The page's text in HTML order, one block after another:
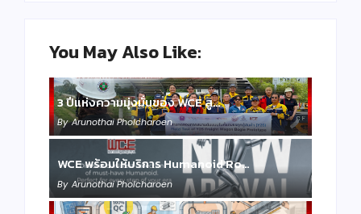
You May Also Like:
3 ปีแห่งความมุ่งมั่นของ WCE สู…
By Arunothai Pholcharoen
WCE พร้อมให้บริการ Humanoid Ro…
By Arunothai Pholcharoen